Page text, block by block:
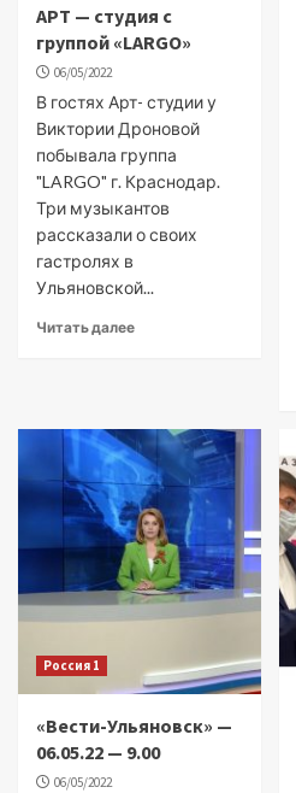
АРТ — студия с
группой «LARGO»
06/05/2022
В гостях Арт- студии у
Виктории Дроновой
побывала группа
"LARGO" г. Краснодар.
Три музыкантов
рассказали о своих
гастролях в
Ульяновской...
Читать далее
Россия 1
«Вести-Ульяновск» —
06.05.22 — 9.00
06/05/2022